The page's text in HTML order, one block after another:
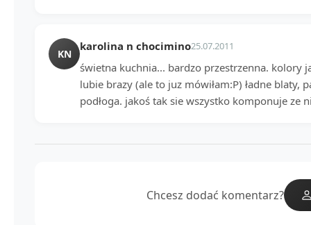
KN
karolina n chocimino25.07.2011
świetna kuchnia... bardzo przestrzenna. kolory
lubie brazy (ale to juz mówiłam:P) ładne blaty,
podłoga. jakoś tak sie wszystko komponuje ze
Chcesz dodać komentarz?